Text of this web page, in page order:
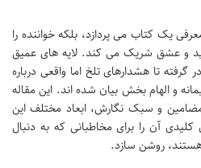
یک کتاب می پردازد، بلکه خواننده را
و عشق شریک می کند. لایه های عمیق
گرفته تا هشدارهای تلخ اما واقعی درباره
و الهام بخش بیان شده اند. این مقاله
و سبک نگارش، ابعاد مختلف این
آن را برای مخاطبانی که به دنبال
هستند، روشن سازد.